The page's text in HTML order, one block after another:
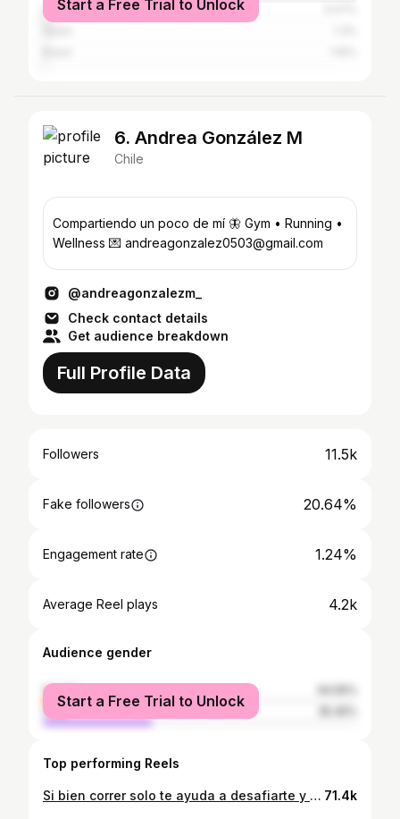
Argentina
Start a Free Trial to Unlock
6. Andrea González M
Chile
Compartiendo un poco de mí 🦋 Gym • Running •
Wellness 💌 andreagonzalez0503@gmail.com
@andreagonzalezm_
Check contact details
Get audience breakdown
Full Profile Data
Followers 11.5k
Fake followers 20.64%
Engagement rate 1.24%
Average Reel plays 4.2k
Audience gender
female
male
Start a Free Trial to Unlock
Top performing Reels
Si bien correr solo te ayuda a desafiarte y mejorar, encontrar personitas que te motiven y te acompañen es lo que te va a dar fuerzas para no rendirte nunca❤️ 71.4k